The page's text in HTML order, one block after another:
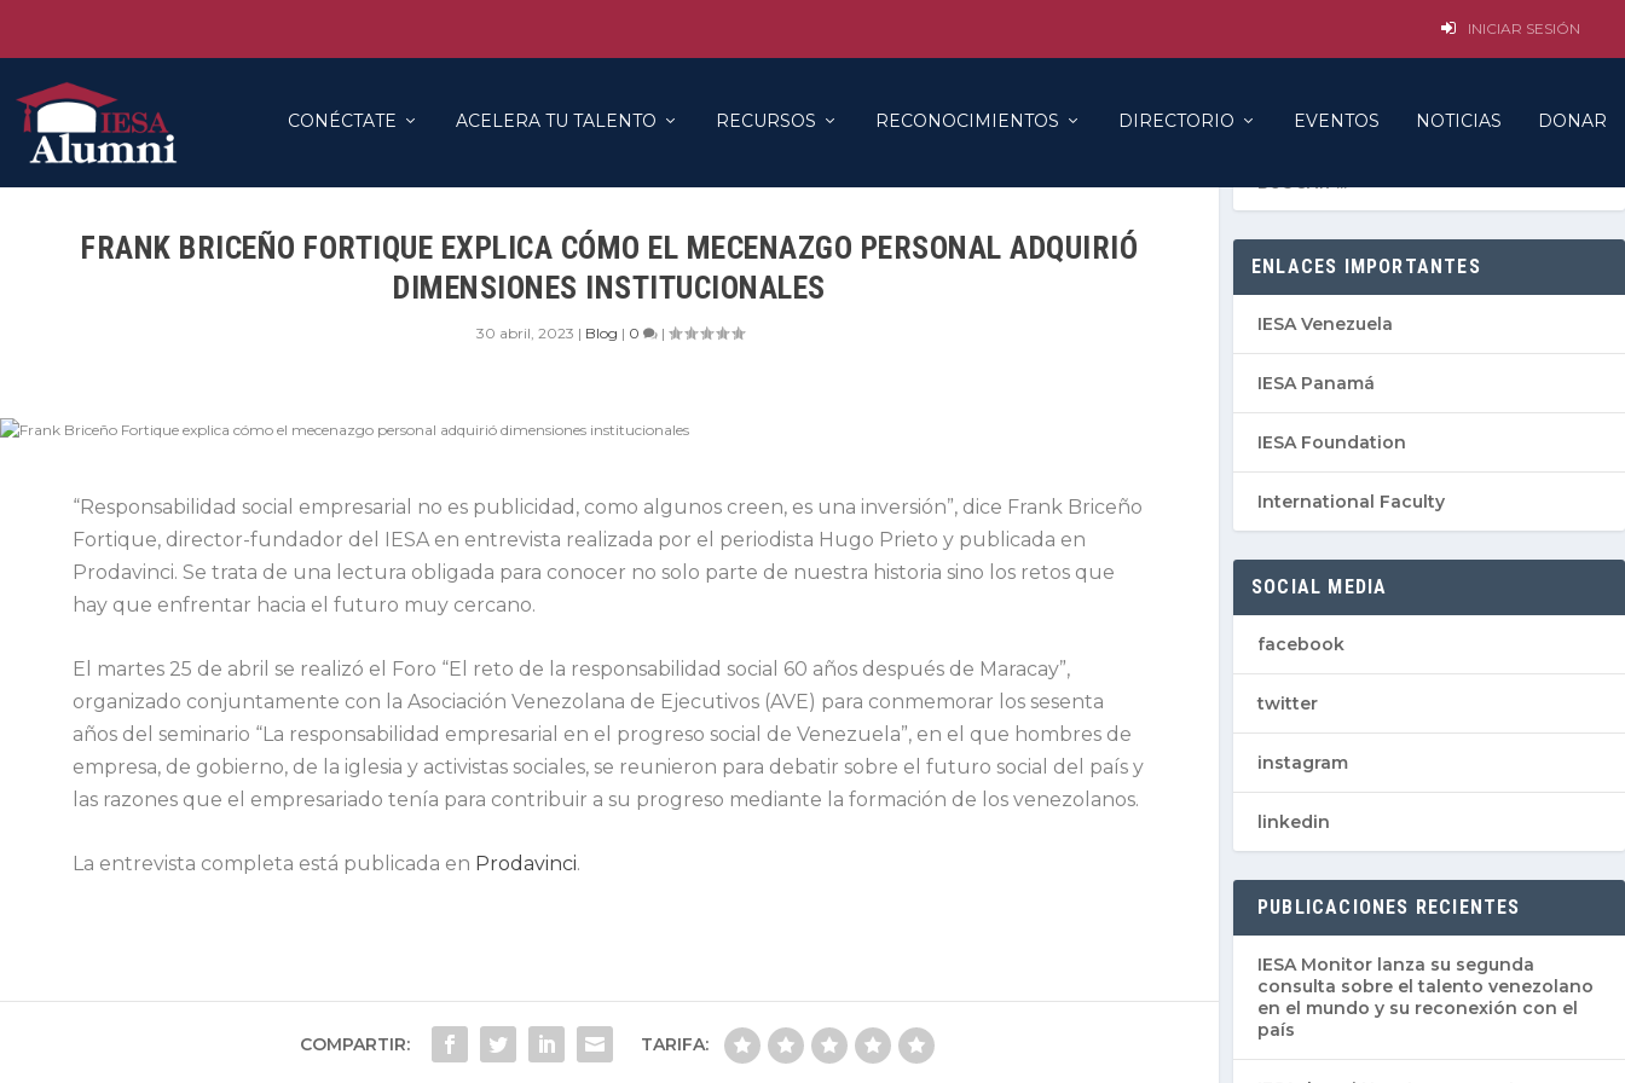
INICIAR SESIÓN
CONÉCTATE ACELERA TU TALENTO RECURSOS RECONOCIMIENTOS DIRECTORIO EVENTOS NOTICIAS DONAR
FRANK BRICEÑO FORTIQUE EXPLICA CÓMO EL MECENAZGO PERSONAL ADQUIRIÓ
DIMENSIONES INSTITUCIONALES
30 abril, 2023 | Blog | 0 |
“Responsabilidad social empresarial no es publicidad, como algunos creen, es una inversión”, dice Frank Briceño
Fortique, director-fundador del IESA en entrevista realizada por el periodista Hugo Prieto y publicada en
Prodavinci. Se trata de una lectura obligada para conocer no solo parte de nuestra historia sino los retos que
hay que enfrentar hacia el futuro muy cercano.
El martes 25 de abril se realizó el Foro “El reto de la responsabilidad social 60 años después de Maracay”,
organizado conjuntamente con la Asociación Venezolana de Ejecutivos (AVE) para conmemorar los sesenta
años del seminario “La responsabilidad empresarial en el progreso social de Venezuela”, en el que hombres de
empresa, de gobierno, de la iglesia y activistas sociales, se reunieron para debatir sobre el futuro social del país y
las razones que el empresariado tenía para contribuir a su progreso mediante la formación de los venezolanos.
La entrevista completa está publicada en Prodavinci.
COMPARTIR: TARIFA:
ENLACES IMPORTANTES
IESA Venezuela
IESA Panamá
IESA Foundation
International Faculty
SOCIAL MEDIA
facebook
twitter
instagram
linkedin
PUBLICACIONES RECIENTES
IESA Monitor lanza su segunda
consulta sobre el talento venezolano
en el mundo y su reconexión con el
país